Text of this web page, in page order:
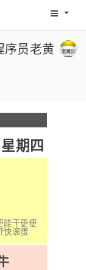
码农网
序员老黄
期四
能干更便
快滚蛋